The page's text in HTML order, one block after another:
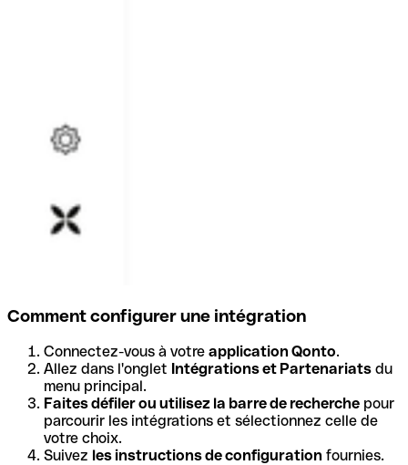
Comment configurer une intégration
Connectez-vous à votre application Qonto.
Allez dans l'onglet Intégrations et Partenariats du
menu principal.
Faites défiler ou utilisez la barre de recherche pour
parcourir les intégrations et sélectionnez celle de
votre choix.
Suivez les instructions de configuration fournies.